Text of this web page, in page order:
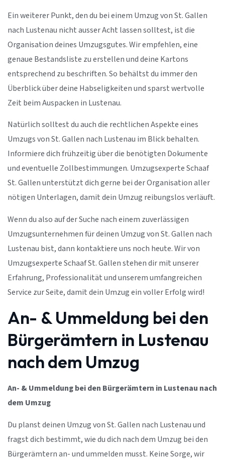
Ein weiterer Punkt, den du bei einem Umzug von St. Gallen
nach Lustenau nicht ausser Acht lassen solltest, ist die
Organisation deines Umzugsgutes. Wir empfehlen, eine
genaue Bestandsliste zu erstellen und deine Kartons
entsprechend zu beschriften. So behältst du immer den
Überblick über deine Habseligkeiten und sparst wertvolle
Zeit beim Auspacken in Lustenau.
Natürlich solltest du auch die rechtlichen Aspekte eines
Umzugs von St. Gallen nach Lustenau im Blick behalten.
Informiere dich frühzeitig über die benötigten Dokumente
und eventuelle Zollbestimmungen. Umzugsexperte Schaaf
St. Gallen unterstützt dich gerne bei der Organisation aller
nötigen Unterlagen, damit dein Umzug reibungslos verläuft.
Wenn du also auf der Suche nach einem zuverlässigen
Umzugsunternehmen für deinen Umzug von St. Gallen nach
Lustenau bist, dann kontaktiere uns noch heute. Wir von
Umzugsexperte Schaaf St. Gallen stehen dir mit unserer
Erfahrung, Professionalität und unserem umfangreichen
Service zur Seite, damit dein Umzug ein voller Erfolg wird!
An- & Ummeldung bei den
Bürgerämtern in Lustenau
nach dem Umzug
An- & Ummeldung bei den Bürgerämtern in Lustenau nach
dem Umzug
Du planst deinen Umzug von St. Gallen nach Lustenau und
fragst dich bestimmt, wie du dich nach dem Umzug bei den
Bürgerämtern an- und ummelden musst. Keine Sorge, wir